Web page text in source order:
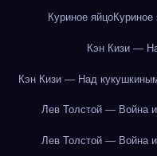
Куриное яйцоКуриное
Кэн Кизи —
Кэн Кизи — Над
Лев Толстой — Война
Лев Толстой — Война